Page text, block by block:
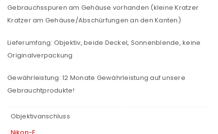
Gebrauchsspuren am Gehäuse vorhanden (kleine Kratzer
Kratzer am Gehäuse/Abschürfungen an den Kanten)
Lieferumfang: Objektiv, beide Deckel, Sonnenblende, keine
Originalverpackung
Gewährleistung: 12 Monate Gewährleistung auf unsere
Gebrauchtprodukte!
Objektivanschluss
Nikon-F